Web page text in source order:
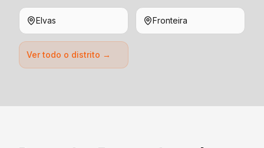
Elvas Fronteira
Ver todo o distrito →